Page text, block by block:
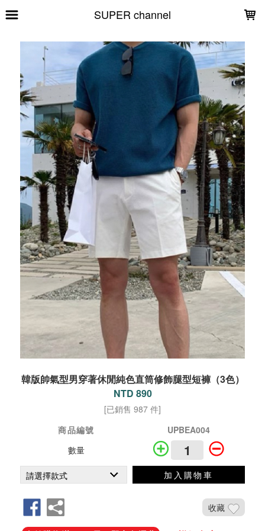
SUPER channel
韓版帥氣型男穿著休閒純色直筒修飾腿型短褲（3色）
NTD 890
[已銷售 987 件]
商品編號
UPBEA004
數量
加入購物車
收藏